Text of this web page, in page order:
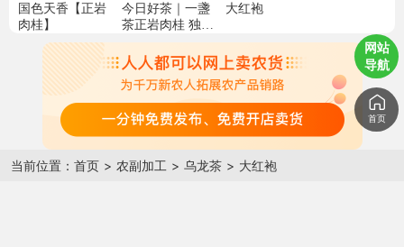
国色天香【正岩
肉桂】 ​
今日好茶｜一盞
茶正岩肉桂 独立
牛皮泡袋，锁香
耐存 标准正岩山
场肉桂，桂皮香
显，回甘迅猛，
油画山水礼盒
大红袍
当前位置： 首页 > 农副加工 > 乌龙茶 > 大红袍
网站
导航
首页